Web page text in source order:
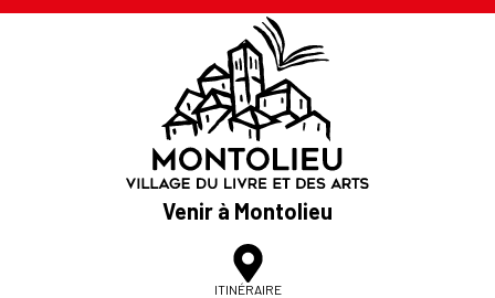
Venir à Montolieu
ITINÉRAIRE